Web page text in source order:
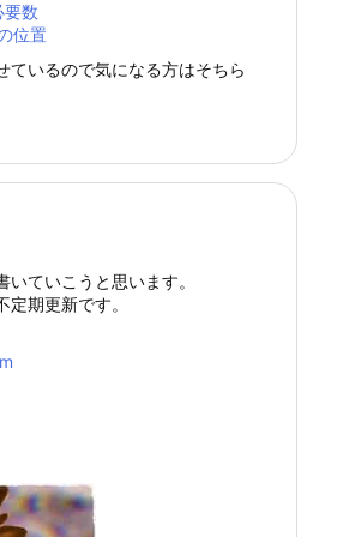
数
位置
ているので気になる方はそちら
ていこうと思います。
期更新です。